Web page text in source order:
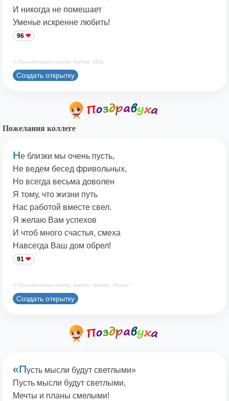
И никогда не помешает
Уменье искренне любить!
96
© Принадлежит сайту. Автор: z55z
Создать открытку
Пожелания коллеге
Не близки мы очень пусть,
Не ведем бесед фривольных,
Но всегда весьма доволен
Я тому, что жизни путь
Нас работой вместе свел.
Я желаю Вам успехов
И чтоб много счастья, смеха
Навсегда Ваш дом обрел!
91
© Принадлежит сайту. Автор: Horatio_Floreal
Создать открытку
«Пусть мысли будут светлыми»
Пусть мысли будут светлыми,
Мечты и планы смелыми!